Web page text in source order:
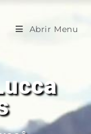
Abrir Menu